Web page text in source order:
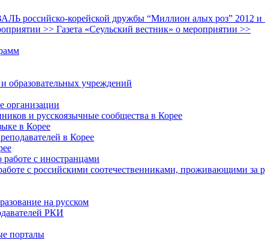
российско-корейской дружбы “Миллион алых роз” 2012
>> Газета «Сеульский вестник» о мероприятии >>
образовательных учреждений
организации
и русскоязычные сообщества в Корее
в Корее
в Корее
с иностранцами
с российскими соотечественниками, проживающими за
на русском
РКИ
порталы